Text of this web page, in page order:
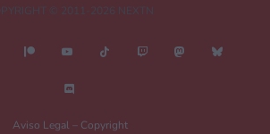
Aviso Legal – Copyright